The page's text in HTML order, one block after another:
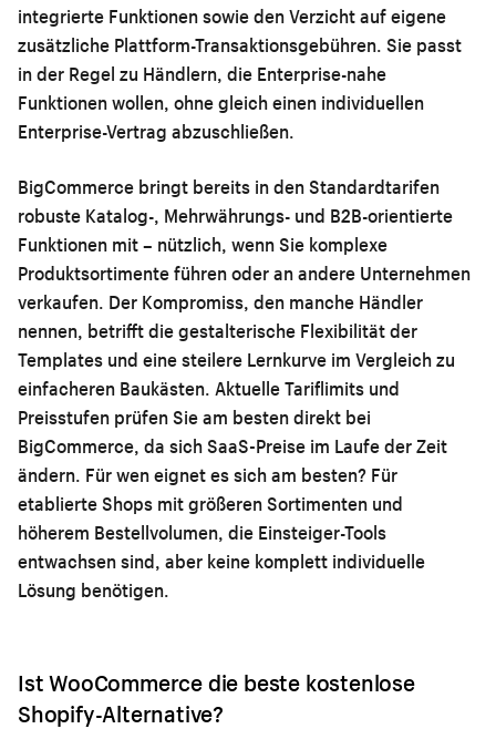
integrierte Funktionen sowie den Verzicht auf eigene
zusätzliche Plattform-Transaktionsgebühren. Sie passt
in der Regel zu Händlern, die Enterprise-nahe
Funktionen wollen, ohne gleich einen individuellen
Enterprise-Vertrag abzuschließen.
BigCommerce bringt bereits in den Standardtarifen
robuste Katalog-, Mehrwährungs- und B2B-orientierte
Funktionen mit – nützlich, wenn Sie komplexe
Produktsortimente führen oder an andere Unternehmen
verkaufen. Der Kompromiss, den manche Händler
nennen, betrifft die gestalterische Flexibilität der
Templates und eine steilere Lernkurve im Vergleich zu
einfacheren Baukästen. Aktuelle Tariflimits und
Preisstufen prüfen Sie am besten direkt bei
BigCommerce, da sich SaaS-Preise im Laufe der Zeit
ändern. Für wen eignet es sich am besten? Für
etablierte Shops mit größeren Sortimenten und
höherem Bestellvolumen, die Einsteiger-Tools
entwachsen sind, aber keine komplett individuelle
Lösung benötigen.
Ist WooCommerce die beste kostenlose
Shopify-Alternative?